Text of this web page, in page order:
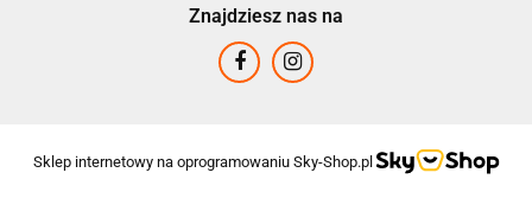
Znajdziesz nas na
Sklep internetowy na oprogramowaniu Sky-Shop.pl